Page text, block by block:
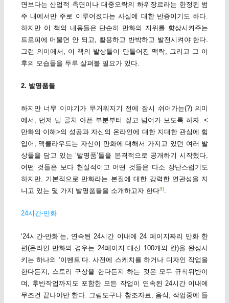
면보다는 산업적 측면이나 대중오락의 하위장르라는 한정된 범
주 내에서만 주로 이루어졌다는 사실에 대한 반증이기도 하다.
하지만 이 책의 내용들은 단순히 만화의 지위를 향상시켜주는
트로피에 머물면 안 되고, 활용하고 반박하고 발전시켜야 한다.
그런 의미에서, 이 책의 발상들이 만들어진 맥락, 그리고 그 이
후의 모습들을 두루 살펴볼 필요가 있다.
2. 발명품들
하지만 너무 이야기가 무거워지기 전에 잠시 쉬어가는(?) 의미
에서, 먼저 덜 골치 아픈 부분부터 짚고 넘어가 보도록 하자. <
만화의 이해>의 성공과 자신의 온라인에 대한 지대한 관심에 힘
입어, 맥클라우드는 자신이 만화에 대해서 가지고 있던 여러 발
상들을 담고 있는 ‘발명품’들을 본격적으로 공개하기 시작했다.
어떤 것들은 보다 현실적이고 어떤 것들은 다소 장난스럽기도
하지만, 기본적으로 만화라는 본질에 대한 강력한 연관성을 지
니고 있는 몇 가지 발명품들을 소개하고자 한다3).
24시간-만화
‘24시간-만화’는, 연속된 24시간 이내에 24 페이지짜리 만화 한
편(온라인 만화의 경우는 24페이지 대신 100개의 칸)을 완성시
키는 하나의 ‘이벤트’다. 사전에 스케치를 하거나 디자인 작업을
한다든지, 스토리 구상을 한다든지 하는 것은 모두 규칙위반이
며, 후반작업까지도 포함한 모든 작업이 연속된 24시간 이내에
무조건 끝나야만 한다. 그림도구나 참조자료, 음식, 작업중에 들